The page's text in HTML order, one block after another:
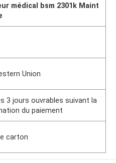
médical bsm 2301k Maint
Union
3 jours ouvrables suivant la
du paiement
carton